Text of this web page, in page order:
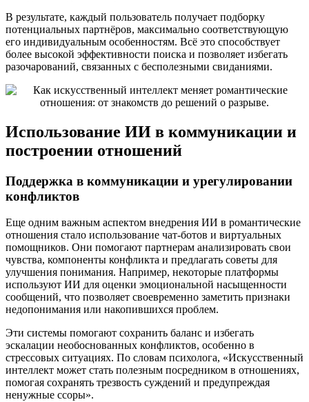
В результате, каждый пользователь получает подборку
потенциальных партнёров, максимально соответствующую
его индивидуальным особенностям. Всё это способствует
более высокой эффективности поиска и позволяет избегать
разочарований, связанных с бесполезными свиданиями.
Использование ИИ в коммуникации и
построении отношений
Поддержка в коммуникации и урегулировании
конфликтов
Еще одним важным аспектом внедрения ИИ в романтические
отношения стало использование чат-ботов и виртуальных
помощников. Они помогают партнерам анализировать свои
чувства, компоненты конфликта и предлагать советы для
улучшения понимания. Например, некоторые платформы
используют ИИ для оценки эмоциональной насыщенности
сообщений, что позволяет своевременно заметить признаки
недопонимания или накопившихся проблем.
Эти системы помогают сохранить баланс и избегать
эскалации необоснованных конфликтов, особенно в
стрессовых ситуациях. По словам психолога, «Искусственный
интеллект может стать полезным посредником в отношениях,
помогая сохранять трезвость суждений и предупреждая
ненужные ссоры».